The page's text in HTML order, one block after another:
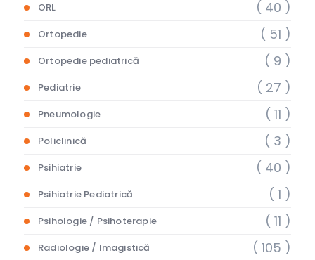
ORL ( 40 )
Ortopedie ( 51 )
Ortopedie pediatrică ( 9 )
Pediatrie ( 27 )
Pneumologie ( 11 )
Policlinică ( 3 )
Psihiatrie ( 40 )
Psihiatrie Pediatrică ( 1 )
Psihologie / Psihoterapie ( 11 )
Radiologie / Imagistică ( 105 )